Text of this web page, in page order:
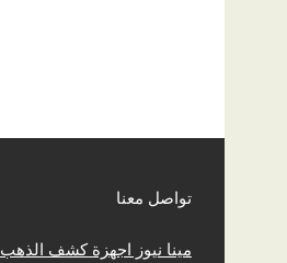
تواصل معنا
مينا نيوز اجهزة كشف الذهب